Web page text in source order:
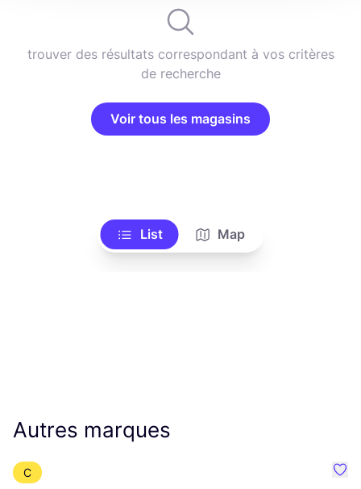
trouver des résultats correspondant à vos critères
de recherche
Voir tous les magasins
List Map
Autres marques
C